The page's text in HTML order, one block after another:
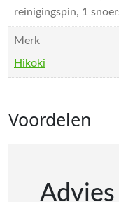
reinigingspin, 1
Merk
Hikoki
Voordelen